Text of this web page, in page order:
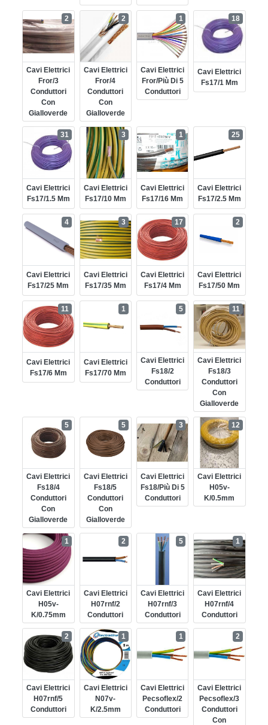
Cavi Elettrici
Fror/3
Conduttori
Con
Gialloverde
2
Cavi Elettrici
Fror/4
Conduttori
Con
Gialloverde
2
Cavi Elettrici
Fror/più Di 5
Conduttori
1
Cavi Elettrici
Fs17/1 Mm
18
Cavi Elettrici
Fs17/1.5 Mm
31
Cavi Elettrici
Fs17/10 Mm
3
Cavi Elettrici
Fs17/16 Mm
1
Cavi Elettrici
Fs17/2.5 Mm
25
Cavi Elettrici
Fs17/25 Mm
4
Cavi Elettrici
Fs17/35 Mm
3
Cavi Elettrici
Fs17/4 Mm
17
Cavi Elettrici
Fs17/50 Mm
2
Cavi Elettrici
Fs17/6 Mm
11
Cavi Elettrici
Fs17/70 Mm
1
Cavi Elettrici
Fs18/2
Conduttori
5
Cavi Elettrici
Fs18/3
Conduttori
Con
Gialloverde
11
Cavi Elettrici
Fs18/4
Conduttori
Con
Gialloverde
5
Cavi Elettrici
Fs18/5
Conduttori
Con
Gialloverde
5
Cavi Elettrici
Fs18/più Di 5
Conduttori
3
Cavi Elettrici
H05v-
K/0.5mm
12
Cavi Elettrici
H05v-
K/0.75mm
1
Cavi Elettrici
H07rnf/2
Conduttori
2
Cavi Elettrici
H07rnf/3
Conduttori
5
Cavi Elettrici
H07rnf/4
Conduttori
1
Cavi Elettrici
H07rnf/5
Conduttori
2
Cavi Elettrici
N07v-
K/2.5mm
1
Cavi Elettrici
Pecsoflex/2
Conduttori
1
Cavi Elettrici
Pecsoflex/3
Conduttori
Con
2